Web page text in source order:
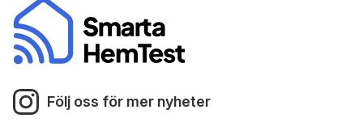
Följ oss för mer nyheter